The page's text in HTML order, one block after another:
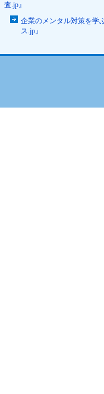
査.jp』
企業のメンタル対策を学
ス.jp』